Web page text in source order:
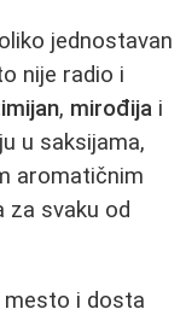
jednostavan
nije radio i
, mirođija i
u saksijama,
aromatičnim
za svaku od
i dosta